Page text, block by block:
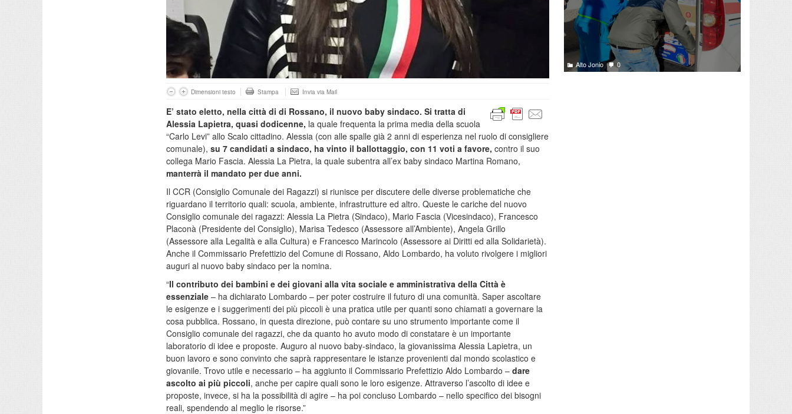
Dimensioni testo Stampa Invia via Mail
E’ stato eletto, nella città di di Rossano, il nuovo baby sindaco. Si tratta di
Alessia Lapietra, quasi dodicenne, la quale frequenta la prima media della scuola
“Carlo Levi” allo Scalo cittadino. Alessia (con alle spalle già 2 anni di esperienza nel ruolo di consigliere
comunale), su 7 candidati a sindaco, ha vinto il ballottaggio, con 11 voti a favore, contro il suo
collega Mario Fascia. Alessia La Pietra, la quale subentra all’ex baby sindaco Martina Romano,
manterrà il mandato per due anni.
Il CCR (Consiglio Comunale dei Ragazzi) si riunisce per discutere delle diverse problematiche che
riguardano il territorio quali: scuola, ambiente, infrastrutture ed altro. Queste le cariche del nuovo
Consiglio comunale dei ragazzi: Alessia La Pietra (Sindaco), Mario Fascia (Vicesindaco), Francesco
Placonà (Presidente del Consiglio), Marisa Tedesco (Assessore all’Ambiente), Angela Grillo
(Assessore alla Legalità e alla Cultura) e Francesco Marincolo (Assessore ai Diritti ed alla Solidarietà).
Anche il Commissario Prefettizio del Comune di Rossano, Aldo Lombardo, ha voluto rivolgere i migliori
auguri al nuovo baby sindaco per la nomina.
“Il contributo dei bambini e dei giovani alla vita sociale e amministrativa della Città è
essenziale – ha dichiarato Lombardo – per poter costruire il futuro di una comunità. Saper ascoltare
le esigenze e i suggerimenti dei più piccoli è una pratica utile per quanti sono chiamati a governare la
cosa pubblica. Rossano, in questa direzione, può contare su uno strumento importante come il
Consiglio comunale dei ragazzi, che da quanto ho avuto modo di constatare è un importante
laboratorio di idee e proposte. Auguro al nuovo baby-sindaco, la giovanissima Alessia Lapietra, un
buon lavoro e sono convinto che saprà rappresentare le istanze provenienti dal mondo scolastico e
giovanile. Trovo utile e necessario – ha aggiunto il Commissario Prefettizio Aldo Lombardo – dare
ascolto ai più piccoli, anche per capire quali sono le loro esigenze. Attraverso l’ascolto di idee e
proposte, invece, si ha la possibilità di agire – ha poi concluso Lombardo – nello specifico dei bisogni
reali, spendendo al meglio le risorse.”
Alto Jonio 0